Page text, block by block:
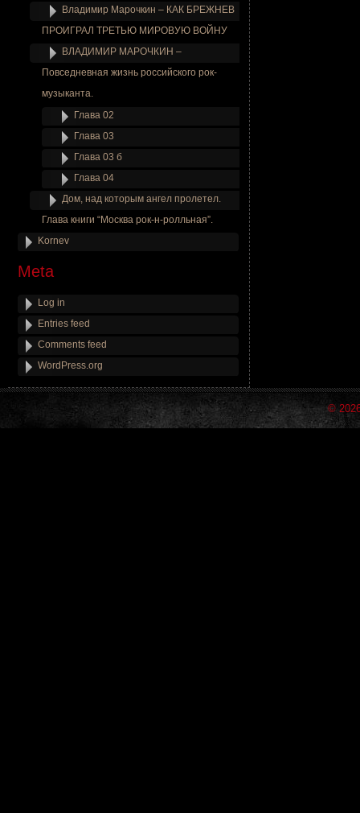
Владимир Марочкин – КАК БРЕЖНЕВ
ПРОИГРАЛ ТРЕТЬЮ МИРОВУЮ ВОЙНУ
ВЛАДИМИР МАРОЧКИН –
Повседневная жизнь российского рок-
музыканта.
Глава 02
Глава 03
Глава 03 б
Глава 04
Дом, над которым ангел пролетел.
Глава книги “Москва рок-н-ролльная”.
Kornev
Meta
Log in
Entries feed
Comments feed
WordPress.org
©